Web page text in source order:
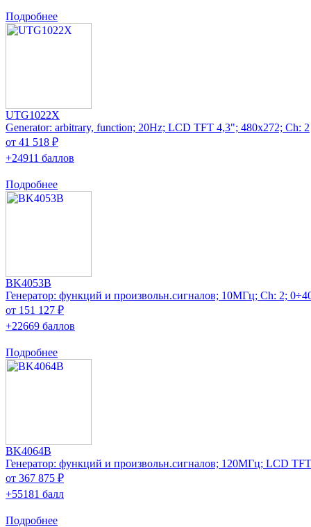
Подробнее
UTG1022X
Generator: arbitrary, function; 20Hz; LCD TFT 4,3"; 480x272; Ch: 2
от 41 518 ₽
+24911 баллов
Подробнее
BK4053B
Генератор: функций и произвольн.сигналов; 10МГц; Ch: 2;
от 151 127 ₽
+22669 баллов
Подробнее
BK4064B
Генератор: функций и произвольн.сигналов; 120МГц; LCD
от 367 875 ₽
+55181 балл
Подробнее